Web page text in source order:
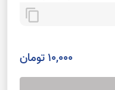
content_copy
10,000 تومان